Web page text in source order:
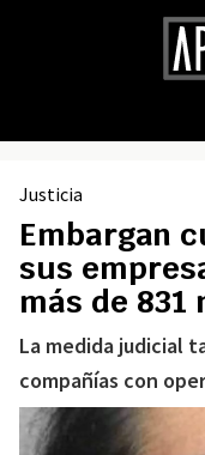
Justicia
Embargan
sus
más de 831
La medida judicial
compañías con